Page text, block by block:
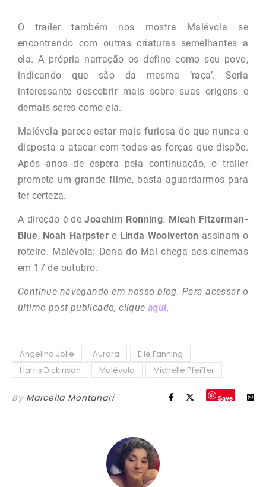
O trailer também nos mostra Malévola se
encontrando com outras criaturas semelhantes a
ela. A própria narração os define como seu povo,
indicando que são da mesma ‘raça’. Seria
interessante descobrir mais sobre suas origens e
demais seres como ela.
Malévola parece estar mais furiosa do que nunca e
disposta a atacar com todas as forças que dispõe.
Após anos de espera pela continuação, o trailer
promete um grande filme, basta aguardarmos para
ter certeza.
A direção é deJoachim Ronning. Micah Fitzerman-
Blue, Noah Harpstere Linda Woolverton assinam o
roteiro. Malévola: Dona do Mal chega aos cinemas
em 17 de outubro.
Continue navegando em nosso blog. Para acessar o
último post publicado, clique aqui.
Angelina Jolie Aurora
Elle Fanning
Harris Dickinson
Malévola Michelle Pfeiffer
By Marcella Montanari Save